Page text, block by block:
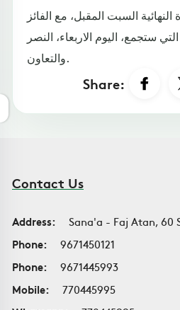
النهائية السبت المقبل، مع الفائز
ستجمع، اليوم الاربعاء، النصر
والتعاون.
Share:
Contact Us
Address:
Sana'a - Faj Atan, 60
Phone:
9671450121
Phone:
9671445993
Mobile:
770445995